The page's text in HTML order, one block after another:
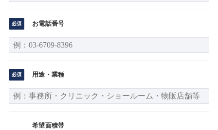
お電話番号
用途・業種
希望面積帯